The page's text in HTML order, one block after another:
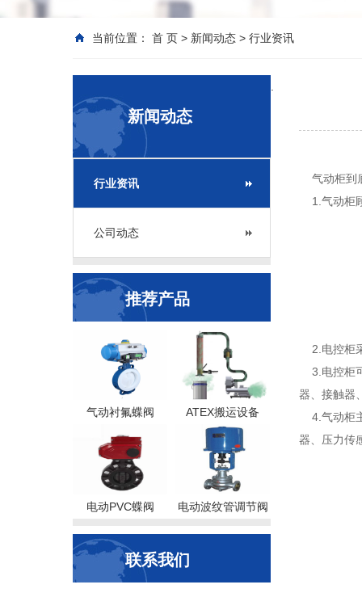
当前位置： 首 页 > 新闻动态 > 行业资讯
新闻动态
行业资讯
公司动态
推荐产品
气动衬氟蝶阀 ATEX搬运设备
电动PVC蝶阀 电动波纹管调节阀
联系我们
气动柜到
1.气动柜
2.电控柜
3.电控柜
器、接触器
4.气动柜
器、压力传